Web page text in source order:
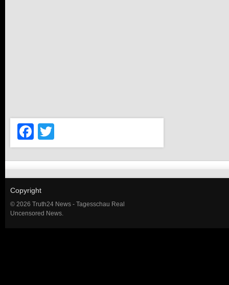
Facebook
Copyright
© 2026 Truth24 News - Tagesschau Real
Uncensored News.